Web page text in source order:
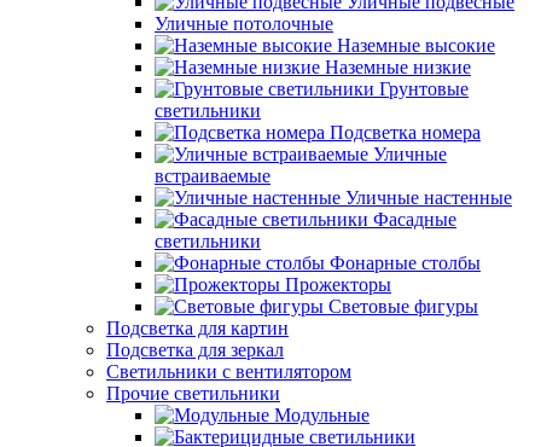
Уличные потолочные
Наземные высокие
Наземные низкие
Грунтовые
светильники
Подсветка номера
Уличные
встраиваемые
Уличные настенные
Фасадные
светильники
Фонарные столбы
Прожекторы
Световые фигуры
Подсветка для картин
Подсветка для зеркал
Светильники с вентилятором
Прочие светильники
Модульные